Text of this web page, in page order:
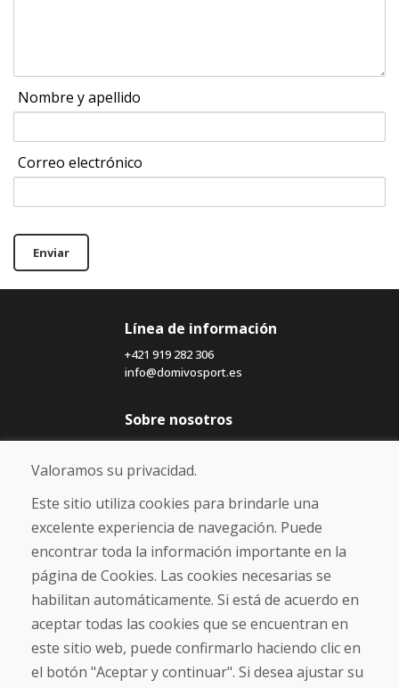
Nombre y apellido
Correo electrónico
Enviar
Línea de información
+421 919 282 306
info@domivosport.es
Sobre nosotros
Blog
Sobre nosotros
Comercio
Contacto
Compra
Tienda electrónica
Envío y pago
NORMAS DE RECLAMACIÓN
Devolución y cambio de mercancías
Política de privacidad
Cookies
Valoramos su privacidad.
Este sitio utiliza cookies para brindarle una
excelente experiencia de navegación. Puede
encontrar toda la información importante en la
página de Cookies. Las cookies necesarias se
habilitan automáticamente. Si está de acuerdo en
aceptar todas las cookies que se encuentran en
este sitio web, puede confirmarlo haciendo clic en
el botón "Aceptar y continuar". Si desea ajustar su